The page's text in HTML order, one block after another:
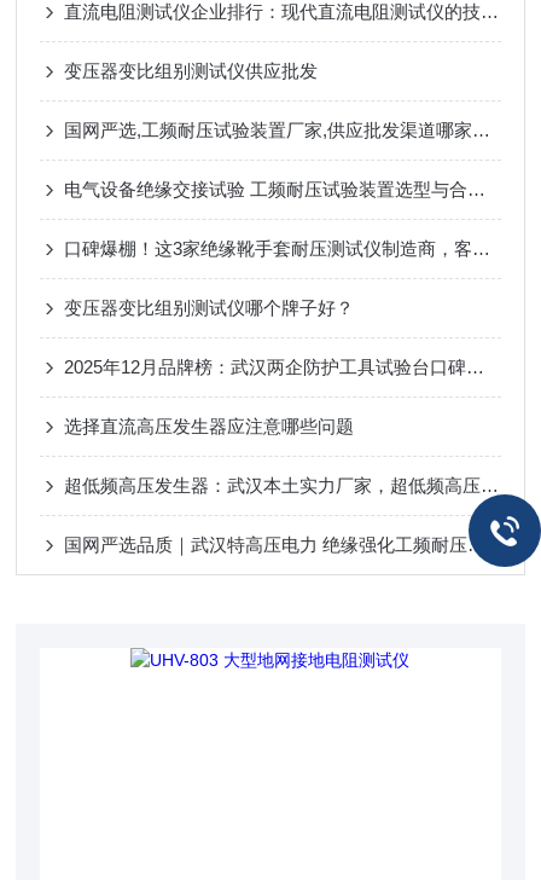
直流电阻测试仪企业排行：现代直流电阻测试仪的技术路径与品牌选择
变压器变比组别测试仪供应批发
国网严选,工频耐压试验装置厂家,供应批发渠道哪家好？
电气设备绝缘交接试验 工频耐压试验装置选型与合规解析
口碑爆棚！这3家绝缘靴手套耐压测试仪制造商，客户复购率超80%！
变压器变比组别测试仪哪个牌子好？
2025年12月品牌榜：武汉两企防护工具试验台口碑优选
选择直流高压发生器应注意哪些问题
超低频高压发生器：武汉本土实力厂家，超低频高压发生器的智能便捷
国网严选品质｜武汉特高压电力 绝缘强化工频耐压试验设备 化工配电检测专用